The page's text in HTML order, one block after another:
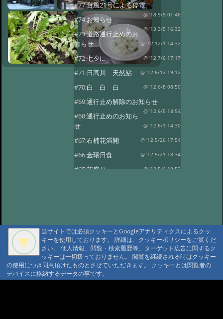
#77:台風21号による停電
@ '18 9/9 01:46
#74:お知らせ
@ '13 3/5 16:32
#73:道路通行止めのお
知らせ
@ '12 12/1 14:32
#72:七夕に @ '12 7/6 17:17
#71:日高川 天然鮎 @ '12 6/12 19:12
#70:白 白 白 @ '12 6/8 08:50
#69:通行止め解除のお知らせ
@ '12 6/5 18:54
#68:通行止めのお知ら
せ
@ '12 6/1 14:30
#67:石楠花満開 @ '12 5/26 17:54
#66:金環日食 @ '12 5/21 18:34
#65:花盛り @ '12 5/6 19:52
#61:龍神温泉の観燈祭 @ '12 3/27 19:46
#60:春一番？ @ '12 3/24 18:38
#59:寒の戻り @ '12 3/13 18:41
#58:春を探して… @ '12 3/3 15:24
当サイトでは必須クッキーとGoogleアナリティクスによるクッ
キーを使用しております。 詳細は、クッキーポリシーをご覧くだ
さい。 個人情報、閲覧・検索履歴等、ターゲット広告に関するク
ッキーは一切扱っておりません。 閲覧を継続される時はクッキー
の使用につき同意頂けたものとさせていただきます。 クッキーとは閲覧者の
デバイスに格納するデータの事です。